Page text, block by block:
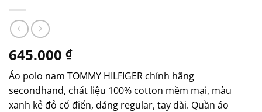
645.000 ₫
Áo polo nam TOMMY HILFIGER chính hãng
secondhand, chất liệu 100% cotton mềm mại, màu
xanh kẻ đỏ cổ điển, dáng regular, tay dài. Quần áo